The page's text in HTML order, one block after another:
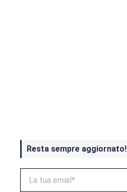
Resta sempre aggiornato!